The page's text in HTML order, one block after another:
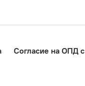
Согласие на ОПД